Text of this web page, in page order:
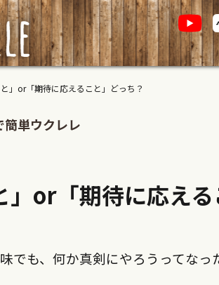
」or「期待に応えること」どっち？
単ウクレレ
」or「期待に応え
でも、何か真剣にやろうってなっ